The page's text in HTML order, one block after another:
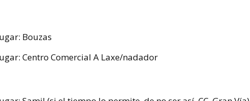
Bouzas
Centro Comercial A Laxe/nadador